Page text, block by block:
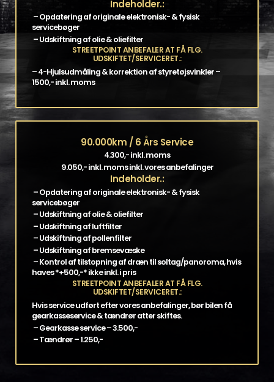
Indeholder.:
– Opdatering af originale elektronisk- & fysisk
servicebøger
– Udskiftning af olie & oliefilter
STREETPOINT ANBEFALER AT FÅ FLG.
UDSKIFTET/SERVICERET.:
– 4-Hjulsudmåling & korrektion af styretøjsvinkler –
1500,- inkl. moms
90.000km / 6 Års Service
4.300,- inkl. moms
9.050,- inkl. moms inkl. vores anbefalinger
Indeholder.:
– Opdatering af originale elektronisk- & fysisk
servicebøger
– Udskiftning af olie & oliefilter
– Udskiftning af luftfilter
– Udskiftning af pollenfilter
– Udskiftning af bremsevæske
– Kontrol af tilstopning af dræn til soltag/panoroma, hvis
haves *+500,-* ikke inkl. i pris
STREETPOINT ANBEFALER AT FÅ FLG.
UDSKIFTET/SERVICERET.:
Hvis service udført efter vores anbefalinger, bør bilen få
gearkasseservice & tændrør atter skiftes.
– Gearkasse service – 3.500,-
– Tændrør – 1.250,-